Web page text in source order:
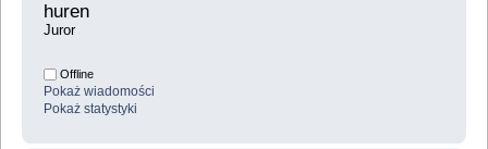
huren
Juror
Offline
Pokaż wiadomości
Pokaż statystyki